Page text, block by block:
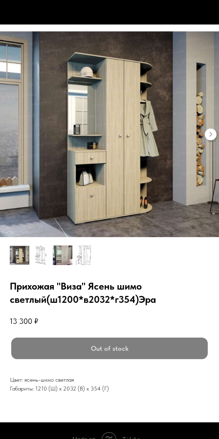
Прихожая "Виза" Ясень шимо
светлый(ш1200*в2032*г354)Эра
13 300 ₽
Out of stock
Цвет: ясень-шимо светлая
Габариты: 1210 (Ш) х 2032 (В) х 354 (Г)